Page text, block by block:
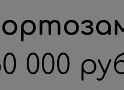
000